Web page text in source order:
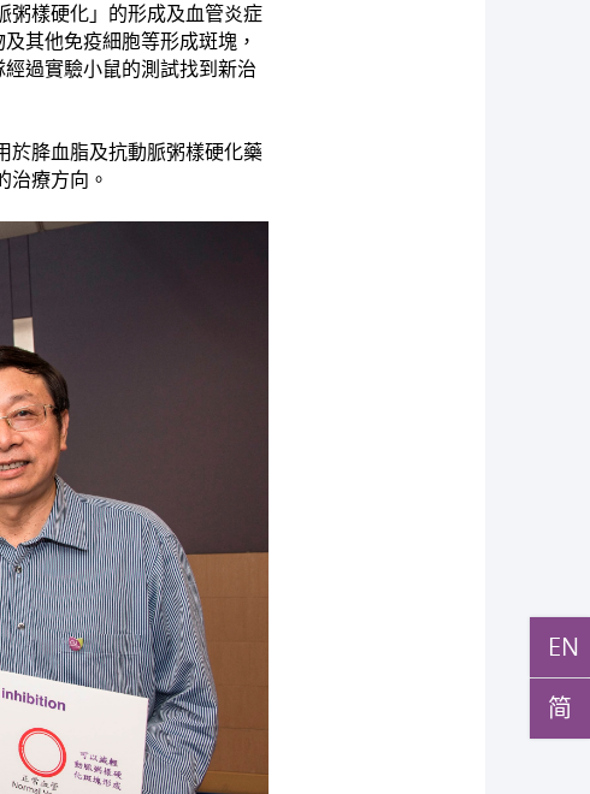
EN
简
粥樣硬化」的形成及血管炎症
其他免疫細胞等形成斑塊，
過實驗小鼠的測試找到新治
於胮血脂及抗動脈粥樣硬化藥
治療方向。